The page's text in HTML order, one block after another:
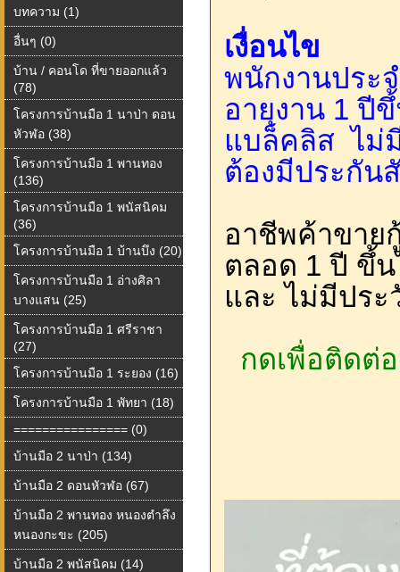
บทความ (1)
อื่นๆ (0)
บ้าน / คอนโด ที่ขายออกแล้ว
(78)
โครงการบ้านมือ 1 นาป่า ดอน
หัวฬอ (38)
โครงการบ้านมือ 1 พานทอง
(136)
โครงการบ้านมือ 1 พนัสนิคม
(36)
โครงการบ้านมือ 1 บ้านบึง (20)
โครงการบ้านมือ 1 อ่างศิลา
บางแสน (25)
โครงการบ้านมือ 1 ศรีราชา
(27)
โครงการบ้านมือ 1 ระยอง (16)
โครงการบ้านมือ 1 พัทยา (18)
================ (0)
บ้านมือ 2 นาป่า (134)
บ้านมือ 2 ดอนหัวฬอ (67)
บ้านมือ 2 พานทอง หนองตำลึง
หนองกะขะ (205)
บ้านมือ 2 พนัสนิคม (14)
เงื่อนไข
พนักงานประ
อายุงาน 1 ปี
แบล็คลิส ไม่
ต้องมีประกัน
อาชีพค้าขาย
ตลอด 1 ปี ขึ้
และ ไม่มีปร
กดเพื่อติดต่อ